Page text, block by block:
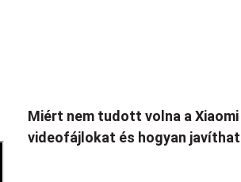
Miért nem tudott volna a Xiaomi
videofájlokat és hogyan